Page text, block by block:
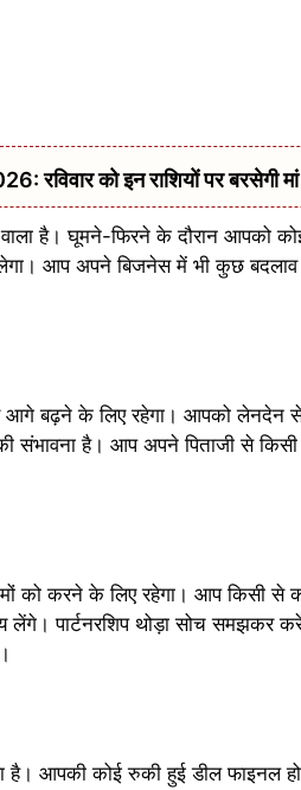
को इन राशियों पर बरसेगी मां
वाला है। घूमने-फिरने के दौरान आपको
आप अपने बिजनेस में भी कुछ
बढ़ने के लिए रहेगा। आपको लेनदेन से
संभावना है। आप अपने पिताजी से
को करने के लिए रहेगा। आप किसी से
पार्टनरशिप थोड़ा सोच समझकर
आपकी कोई रुकी हुई डील फाइनल